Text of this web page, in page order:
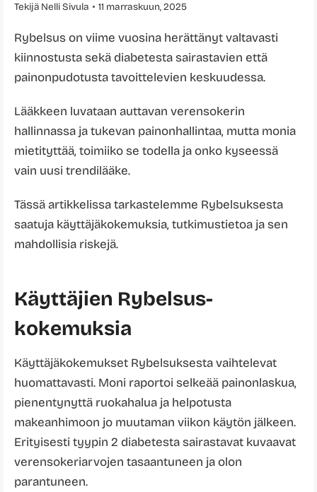
Tekijä Nelli Sivula 11 marraskuun, 2025
Rybelsus on viime vuosina herättänyt valtavasti
kiinnostusta sekä diabetesta sairastavien että
painonpudotusta tavoittelevien keskuudessa.
Lääkkeen luvataan auttavan verensokerin
hallinnassa ja tukevan painonhallintaa, mutta monia
mietityttää, toimiiko se todella ja onko kyseessä
vain uusi trendilääke.
Tässä artikkelissa tarkastelemme Rybelsuksesta
saatuja käyttäjäkokemuksia, tutkimustietoa ja sen
mahdollisia riskejä.
Käyttäjien Rybelsus-
kokemuksia
Käyttäjäkokemukset Rybelsuksesta vaihtelevat
huomattavasti. Moni raportoi selkeää painonlaskua,
pienentynyttä ruokahalua ja helpotusta
makeanhimoon jo muutaman viikon käytön jälkeen.
Erityisesti tyypin 2 diabetesta sairastavat kuvaavat
verensokeriarvojen tasaantuneen ja olon
parantuneen.